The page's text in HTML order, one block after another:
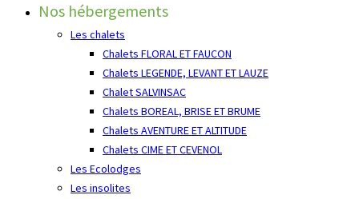
Nos hébergements
Les chalets
Chalets FLORAL ET FAUCON
Chalets LEGENDE, LEVANT ET LAUZE
Chalet SALVINSAC
Chalets BOREAL, BRISE ET BRUME
Chalets AVENTURE ET ALTITUDE
Chalets CIME ET CEVENOL
Les Ecolodges
Les insolites